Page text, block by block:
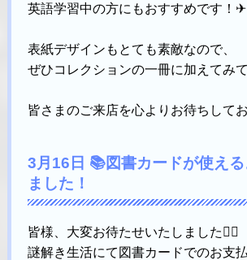
英語学習中の方にもおすすめです！✈
表紙デザインもとても素敵なので、
ぜひコレクションの一冊に加えてみ
皆さまのご来店を心よりお待ちして
3月16日 📚図書カードが使える
ました！
皆様、大変お待たせいたしました🙇‍♀️
謎解き生活にて図書カードでのお支